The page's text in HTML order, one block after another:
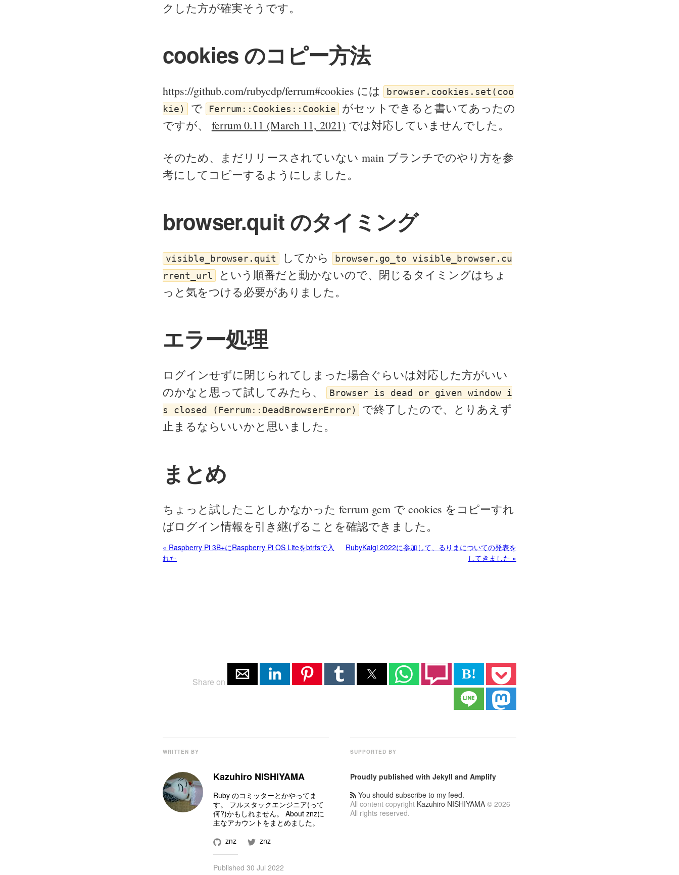
クした方が確実そうです。
cookies のコピー方法
https://github.com/rubycdp/ferrum#cookies には browser.cookies.set(coo
kie) で Ferrum::Cookies::Cookie がセットできると書いてあったの
ですが、 ferrum 0.11 (March 11, 2021)では対応していませんでした。
そのため、まだリリースされていない main ブランチでのやり方を参
考にしてコピーするようにしました。
browser.quit のタイミング
visible_browser.quit してから
browser.go_to visible_browser.cu
rrent_url という順番だと動かないので、閉じるタイミングはちょ
っと気をつける必要がありました。
エラー処理
ログインせずに閉じられてしまった場合ぐらいは対応した方がいい
のかなと思って試してみたら、 Browser is dead or given window i
s closed (Ferrum::DeadBrowserError)
で終了したので、とりあえず
止まるならいいかと思いました。
まとめ
ちょっと試したことしかなかった ferrum gem で cookies をコピーすれ
ばログイン情報を引き継げることを確認できました。
« Raspberry Pi 3B+にRaspberry Pi OS Liteをbtrfsで入
れた
RubyKaigi 2022に参加して、るりまについての発表を
してきました »
Share on
B!
WRITTEN BY
Kazuhiro NISHIYAMA
Ruby のコミッターとかやってま
す。 フルスタックエンジニア(って
何?)かもしれません。 About znzに
主なアカウントをまとめました。
znz
znz
Published 30 Jul 2022
SUPPORTED BY
Proudly published with Jekyll and Amplify
You should subscribe to my feed.
All content copyright Kazuhiro NISHIYAMA © 2026
All rights reserved.